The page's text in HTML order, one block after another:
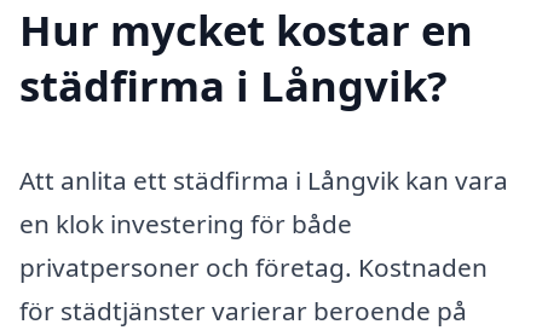
Hur mycket kostar en
städfirma i Långvik?
Att anlita ett städfirma i Långvik kan vara
en klok investering för både
privatpersoner och företag. Kostnaden
för städtjänster varierar beroende på